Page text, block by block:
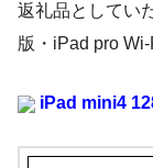
返礼品としてい
版・iPad pro Wi-
iPad mini4